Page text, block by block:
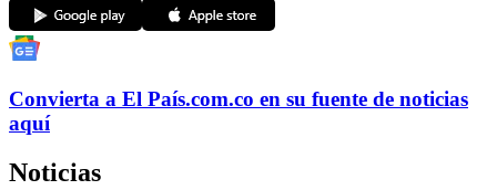
Convierta a El País.com.co en su fuente de noticias
aquí
Noticias